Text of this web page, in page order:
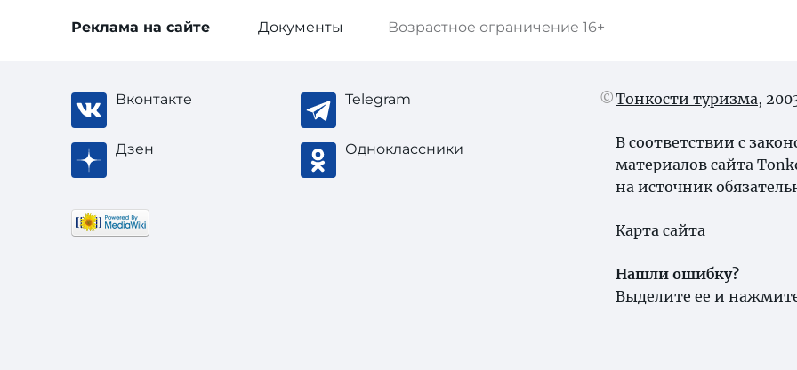
Возрастное ограничение 16+
Реклама на сайте Документы
Вконтакте Telegram
Дзен Одноклассники
Тонкости туризма,
В соответствии с
материалов сайта
на источник
Карта сайта
Нашли ошибку?
Выделите ее и